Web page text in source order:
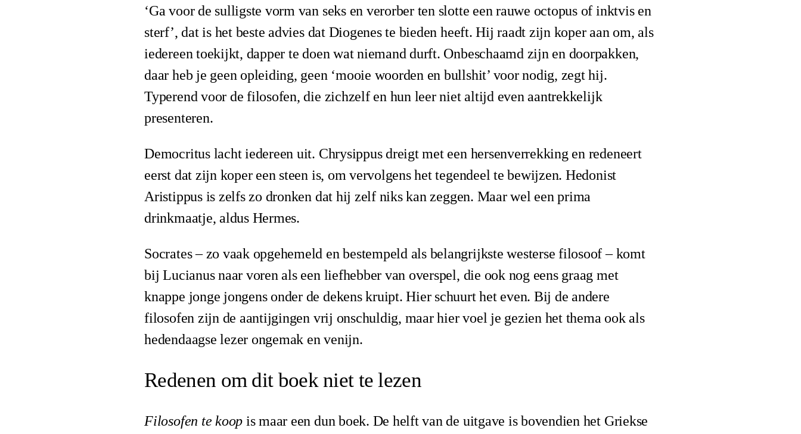
‘Ga voor de sulligste vorm van seks en verorber ten slotte een rauwe octopus of inktvis en
sterf’, dat is het beste advies dat Diogenes te bieden heeft. Hij raadt zijn koper aan om, als
iedereen toekijkt, dapper te doen wat niemand durft. Onbeschaamd zijn en doorpakken,
daar heb je geen opleiding, geen ‘mooie woorden en bullshit’ voor nodig, zegt hij.
Typerend voor de filosofen, die zichzelf en hun leer niet altijd even aantrekkelijk
presenteren.
Democritus lacht iedereen uit. Chrysippus dreigt met een hersenverrekking en redeneert
eerst dat zijn koper een steen is, om vervolgens het tegendeel te bewijzen. Hedonist
Aristippus is zelfs zo dronken dat hij zelf niks kan zeggen. Maar wel een prima
drinkmaatje, aldus Hermes.
Socrates – zo vaak opgehemeld en bestempeld als belangrijkste westerse filosoof – komt
bij Lucianus naar voren als een liefhebber van overspel, die ook nog eens graag met
knappe jonge jongens onder de dekens kruipt. Hier schuurt het even. Bij de andere
filosofen zijn de aantijgingen vrij onschuldig, maar hier voel je gezien het thema ook als
hedendaagse lezer ongemak en venijn.
Redenen om dit boek niet te lezen
Filosofen te koop is maar een dun boek. De helft van de uitgave is bovendien het Griekse